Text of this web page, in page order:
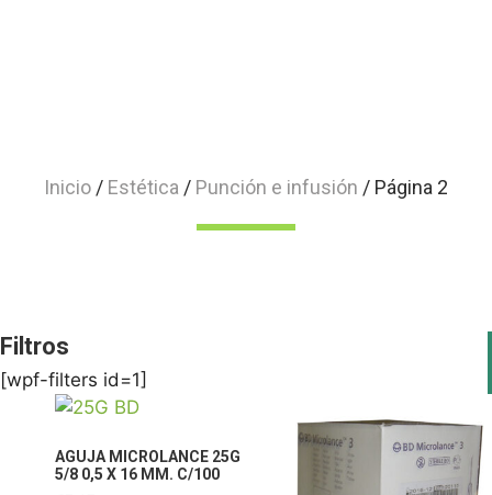
Inicio / Estética / Punción e infusión / Página 2
Filtros
[wpf-filters id=1]
AGUJA MICROLANCE 25G
5/8 0,5 X 16 MM. C/100